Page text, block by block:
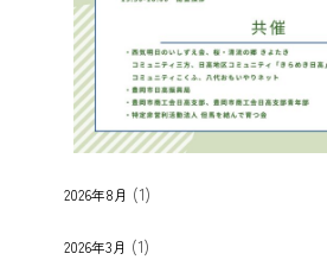
2026年8月 (1)
2026年3月 (1)